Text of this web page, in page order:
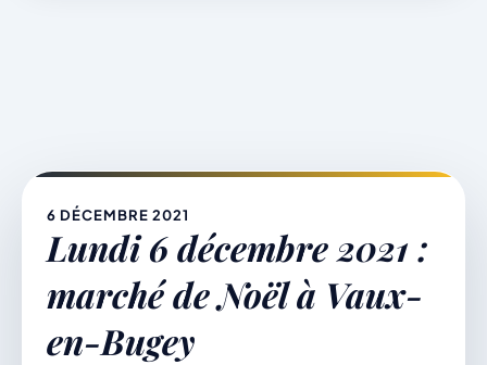
Mairie & Vie municipale
Démarches & Vie pratique
6 DÉCEMBRE 2021
Lundi 6 décembre 2021 :
marché de Noël à Vaux-
en-Bugey